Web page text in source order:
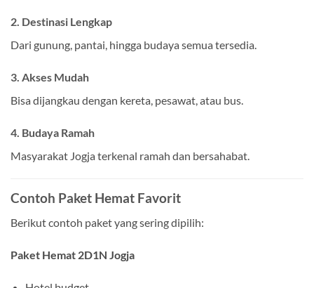
2. Destinasi Lengkap
Dari gunung, pantai, hingga budaya semua tersedia.
3. Akses Mudah
Bisa dijangkau dengan kereta, pesawat, atau bus.
4. Budaya Ramah
Masyarakat Jogja terkenal ramah dan bersahabat.
Contoh Paket Hemat Favorit
Berikut contoh paket yang sering dipilih:
Paket Hemat 2D1N Jogja